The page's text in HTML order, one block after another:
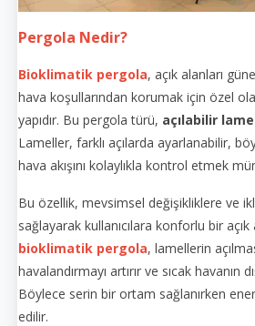
Pergola Nedir?
Bioklimatik pergola, açık alanları
hava koşullarından korumak için özel
yapıdır. Bu pergola türü, açılabilir
Lameller, farklı açılarda ayarlanabilir,
hava akışını kolaylıkla kontrol etmek
Bu özellik, mevsimsel değişikliklere ve
sağlayarak kullanıcılara konforlu bir açık
bioklimatik pergola, lamellerin
havalandırmayı artırır ve sıcak havanın
Böylece serin bir ortam sağlanırken
edilir.